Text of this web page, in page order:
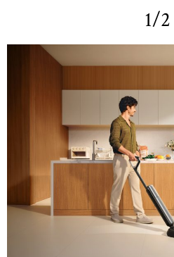
1/2